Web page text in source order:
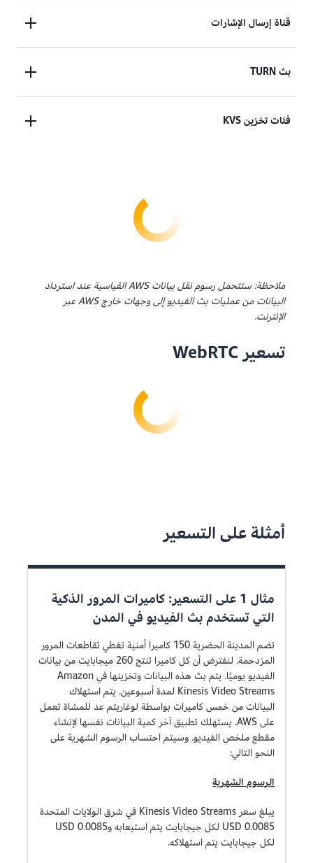
مورد يتيح لك تصوير مقاطع الفيديو المباشرة، وغيرها من
قناة إرسال الإشارات
مورد اختياري تتمكن التطبيقات من خلاله من إنشاءبث TURN
إمكانية اختيارية لنقل الوسائط عبر السحابة، عند تعذر
فئات تخزين KVS
التحليلات واستخراج الصور وتنزيل المقاطع. لا يوجد حد
أدنى لفترة الاحتفاظ. يتم احتساب رسوم إدخال البيانات
البيانات في شبه الوقت الفعلي. يدعم تشغيل المحتوى
وإجراء التحليلات واستخراج الصور وتنزيل المقاطع. فترة
الأجزاء التي يتم الاحتفاظ بها.
ملاحظة: ستتحمل رسوم نقل بيانات AWS القياسية عند استرداد
البيانات من عمليات بث الفيديو إلى وجهات خارج AWS عبر
الإنترنت.
تسعير WebRTC
أمثلة على التسعير
مثال 1 على التسعير: كاميرات المرور الذكية
التي تستخدم بث الفيديو في المدن
تضم المدينة الحضرية 150 كاميرا أمنية تغطي تقاطعات المرور
المزدحمة. لنفترض أن كل كاميرا تنتج 260 ميجابايت من بيانات
الفيديو يوميًا. يتم بث هذه البيانات وتخزينها في Amazon
Kinesis Video Streams لمدة أسبوعين. يتم استهلاك
البيانات من خمس كاميرات بواسطة لوغاريتم عد للمشاة تعمل
على AWS. يستهلك تطبيق آخر كمية البيانات نفسها لإنشاء
مقطع ملخص الفيديو. وسيتم احتساب الرسوم الشهرية على
النحو التالي:
الرسوم الشهرية
يبلغ سعر Kinesis Video Streams في شرق الولايات المتحدة
0.0085 USD لكل جيجابايت يتم استيعابه و0.0085 USD
لكل جيجابايت يتم استهلاكه.